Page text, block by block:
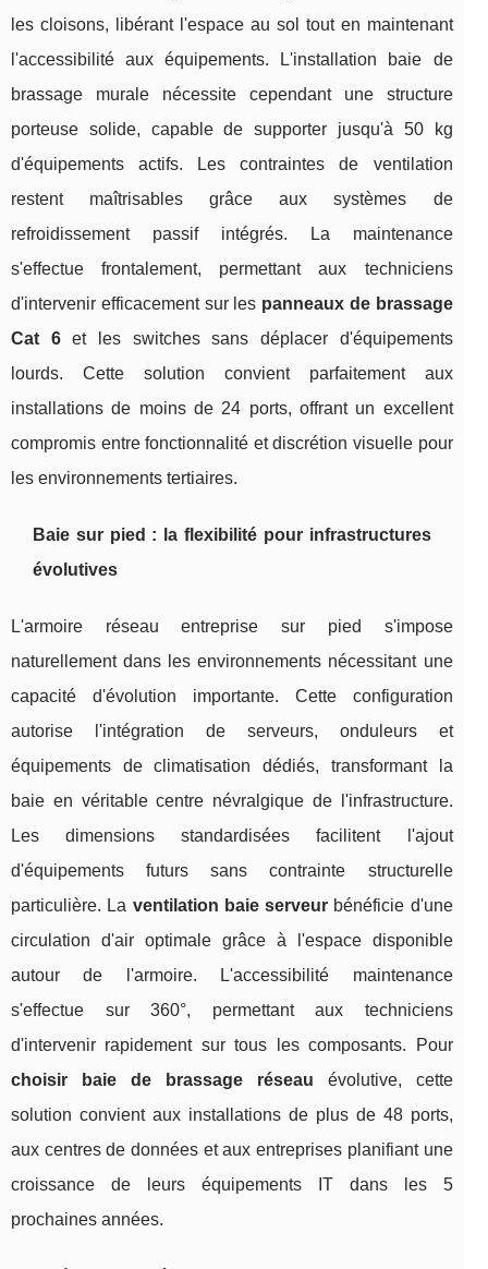
les cloisons, libérant l'espace au sol tout en maintenant
l'accessibilité aux équipements. L'installation baie de
brassage murale nécessite cependant une structure
porteuse solide, capable de supporter jusqu'à 50 kg
d'équipements actifs. Les contraintes de ventilation
restent maîtrisables grâce aux systèmes de
refroidissement passif intégrés. La maintenance
s'effectue frontalement, permettant aux techniciens
d'intervenir efficacement sur les panneaux de brassage
Cat 6et les switches sans déplacer d'équipements
lourds. Cette solution convient parfaitement aux
installations de moins de 24 ports, offrant un excellent
compromis entre fonctionnalité et discrétion visuelle pour
les environnements tertiaires.
Baie sur pied : la flexibilité pour infrastructures
évolutives
L'armoire réseau entreprise sur pied s'impose
naturellement dans les environnements nécessitant une
capacité d'évolution importante. Cette configuration
autorise l'intégration de serveurs, onduleurs et
équipements de climatisation dédiés, transformant la
baie en véritable centre névralgique de l'infrastructure.
Les dimensions standardisées facilitent l'ajout
d'équipements futurs sans contrainte structurelle
particulière. La ventilation baie serveur bénéficie d'une
circulation d'air optimale grâce à l'espace disponible
autour de l'armoire. L'accessibilité maintenance
s'effectue sur 360°, permettant aux techniciens
d'intervenir rapidement sur tous les composants. Pour
choisir baie de brassage réseau évolutive, cette
solution convient aux installations de plus de 48 ports,
aux centres de données et aux entreprises planifiant une
croissance de leurs équipements IT dans les 5
prochaines années.